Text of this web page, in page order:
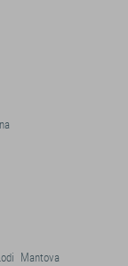
Mantova